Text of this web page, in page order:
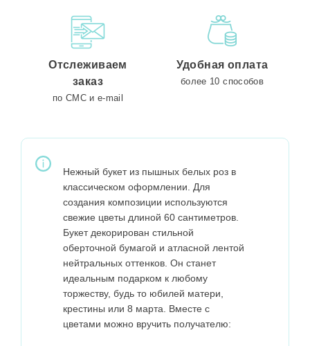
Отслеживаем
заказ
по СМС и e-mail
Удобная оплата
более 10 способов
Нежный букет из пышных белых роз в
классическом оформлении. Для
создания композиции используются
свежие цветы длиной 60 сантиметров.
Букет декорирован стильной
оберточной бумагой и атласной лентой
нейтральных оттенков. Он станет
идеальным подарком к любому
торжеству, будь то юбилей матери,
крестины или 8 марта. Вместе с
цветами можно вручить получателю: